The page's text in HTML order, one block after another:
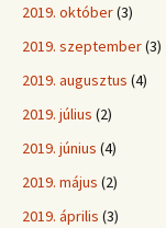
2019. október(3)
2019. szeptember(3)
2019. augusztus (4)
2019. július (2)
2019. június (4)
2019. május (2)
2019. április (3)